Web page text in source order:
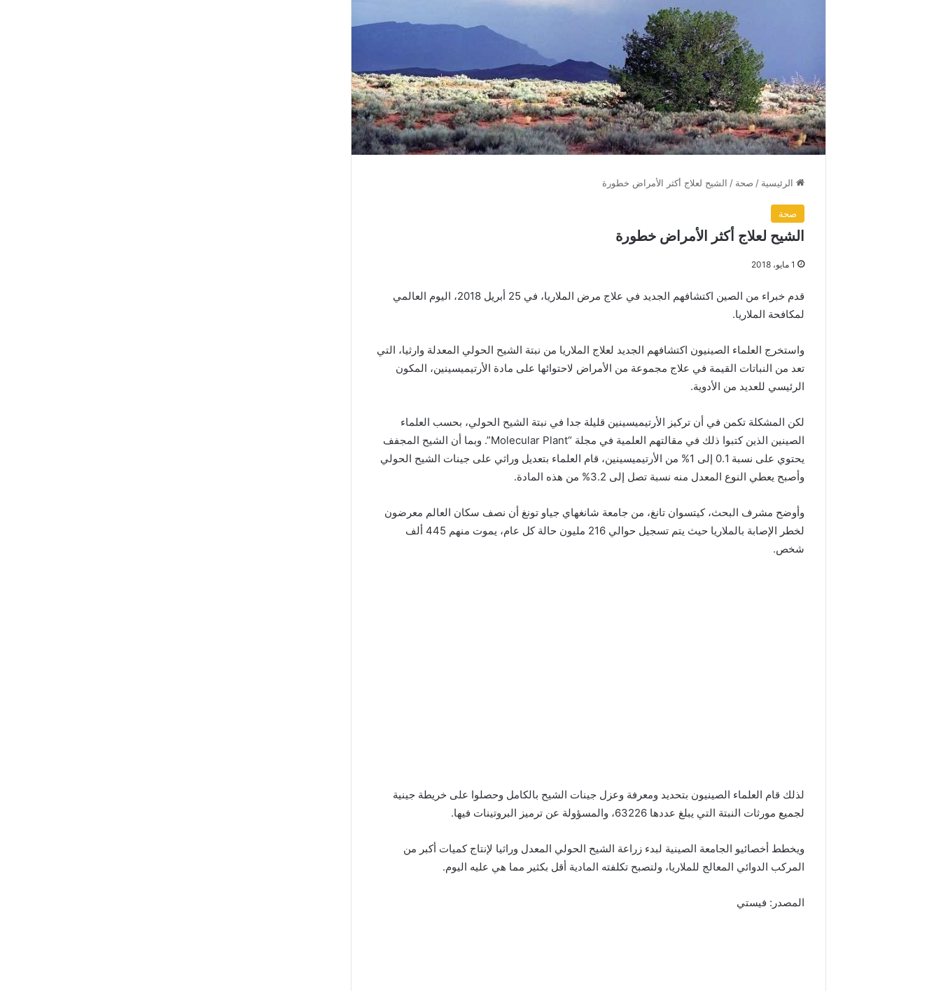
الرئيسية / صحة / الشيح لعلاج أكثر الأمراض خطورة
صحة
الشيح لعلاج أكثر الأمراض خطورة
1 مايو، 2018
قدم خبراء من الصين اكتشافهم الجديد في علاج مرض الملاريا، في 25 أبريل 2018، اليوم العالمي
لمكافحة الملاريا.
واستخرج العلماء الصينيون اكتشافهم الجديد لعلاج الملاريا من نبتة الشيح الحولي المعدلة وارثيا، التي
تعد من النباتات القيمة في علاج مجموعة من الأمراض لاحتوائها على مادة الأرتيميسينين، المكون
الرئيسي للعديد من الأدوية.
لكن المشكلة تكمن في أن تركيز الأرتيميسينين قليلة جدا في نبتة الشيح الحولي، بحسب العلماء
الصينين الذين كتبوا ذلك في مقالتهم العلمية في مجلة “Molecular Plant”. وبما أن الشيح المجفف
يحتوي على نسبة 0.1 إلى 1% من الأرتيميسينين، قام العلماء بتعديل وراثي على جينات الشيح الحولي
وأصبح يعطي النوع المعدل منه نسبة تصل إلى 3.2% من هذه المادة.
وأوضح مشرف البحث، كيتسوان تانغ، من جامعة شانغهاي جياو تونغ أن نصف سكان العالم معرضون
لخطر الإصابة بالملاريا حيث يتم تسجيل حوالي 216 مليون حالة كل عام، يموت منهم 445 ألف
شخص.
لذلك قام العلماء الصينيون بتحديد ومعرفة وعزل جينات الشيح بالكامل وحصلوا على خريطة جينية
لجميع مورثات النبتة التي يبلغ عددها 63226، والمسؤولة عن ترميز البروتينات فيها.
ويخطط أخصائيو الجامعة الصينية لبدء زراعة الشيح الحولي المعدل وراثيا لإنتاج كميات أكبر من
المركب الدوائي المعالج للملاريا، ولتصبح تكلفته المادية أقل بكثير مما هي عليه اليوم.
المصدر: فيستي